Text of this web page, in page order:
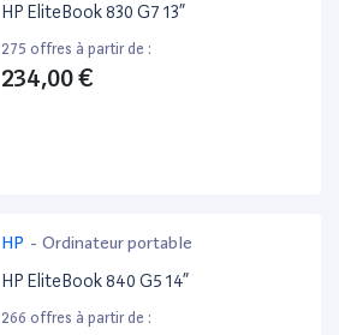
HP EliteBook 830 G7 13”
275 offres à partir de :
234,00 €
HP - Ordinateur portable
HP EliteBook 840 G5 14”
266 offres à partir de :